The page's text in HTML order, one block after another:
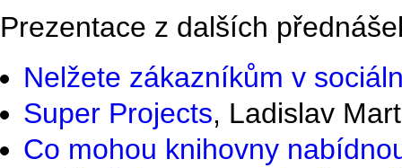
Prezentace z dalších
Nelžete zákazníkům v
Super Projects, Ladislav
Co mohou knihovny